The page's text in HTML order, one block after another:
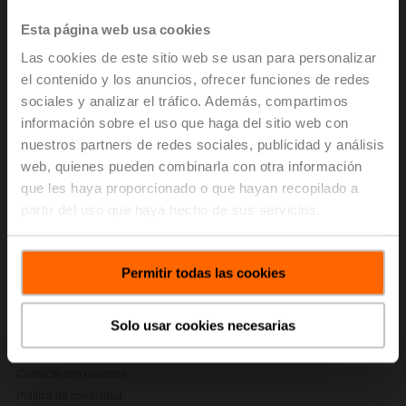
Esta página web usa cookies
Las cookies de este sitio web se usan para personalizar
el contenido y los anuncios, ofrecer funciones de redes
sociales y analizar el tráfico. Además, compartimos
información sobre el uso que haga del sitio web con
nuestros partners de redes sociales, publicidad y análisis
web, quienes pueden combinarla con otra información
que les haya proporcionado o que hayan recopilado a
partir del uso que haya hecho de sus servicios.
Permitir todas las cookies
Solo usar cookies necesarias
conditioning systems, welcomes the validation of its
Science Based Targets
initiative (SBTi).
This marks a significant step in Belimo’s three-pillar
climate strategy.
> Read the complete Press Release by using the below
link.
Press release - August 19, 2025, Belimo’s
Climate Targets validated by the Science
Based Targets initiative (SBTi)
(pdf - 141 KB)